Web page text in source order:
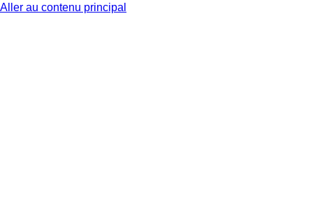
Aller au contenu principal